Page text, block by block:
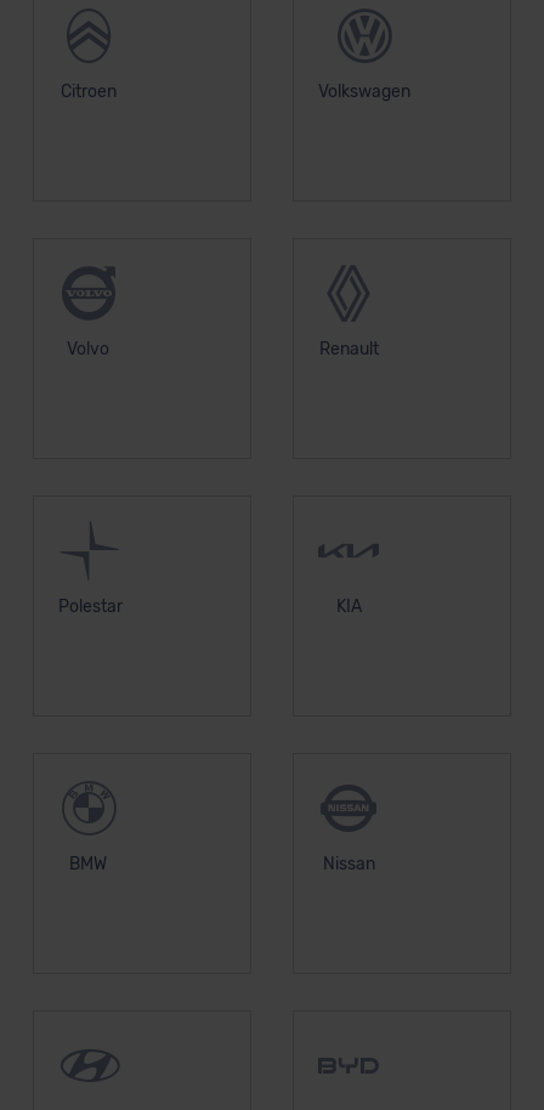
Citroen Volkswagen
Volvo Renault
Polestar KIA
BMW Nissan